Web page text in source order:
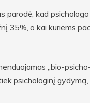
parodė, kad
35%, o kai kuriems
„bio-
psichologinį